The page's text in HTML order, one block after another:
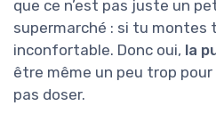
que ce n’est pas juste un
supermarché : si tu montes
inconfortable. Donc oui, la
être même un peu trop pour
pas doser.